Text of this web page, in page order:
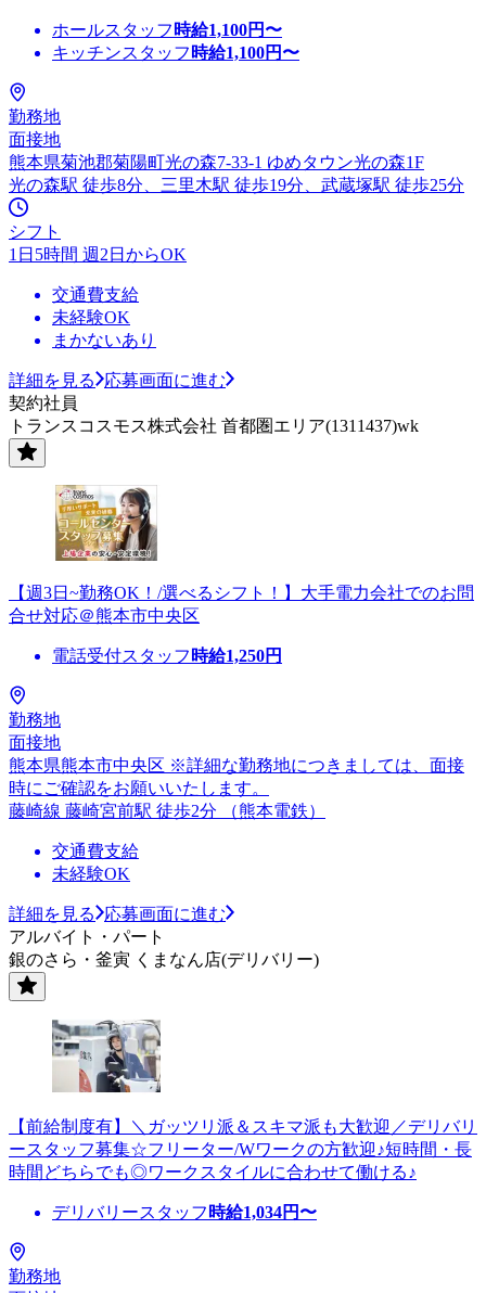
ホールスタッフ 時給1,100円〜
キッチンスタッフ 時給1,100円〜
勤務地
面接地
熊本県菊池郡菊陽町光の森7-33-1 ゆめタウン光の森1F
光の森駅 徒歩8分、三里木駅 徒歩19分、武蔵塚駅 徒歩25分
シフト
1日5時間 週2日からOK
交通費支給
未経験OK
まかないあり
詳細を見る
応募画面に進む
契約社員
トランスコスモス株式会社 首都圏エリア(1311437)wk
【週3日~勤務OK！/選べるシフト！】大手電力会社でのお問
合せ対応＠熊本市中央区
電話受付スタッフ 時給1,250円
勤務地
面接地
熊本県熊本市中央区 ※詳細な勤務地につきましては、面接
時にご確認をお願いいたします。
藤崎線 藤崎宮前駅 徒歩2分 （熊本電鉄）
交通費支給
未経験OK
詳細を見る
応募画面に進む
アルバイト・パート
銀のさら・釜寅 くまなん店(デリバリー)
【前給制度有】＼ガッツリ派＆スキマ派も大歓迎／デリバリ
ースタッフ募集☆フリーター/Wワークの方歓迎♪短時間・長
時間どちらでも◎ワークスタイルに合わせて働ける♪
デリバリースタッフ 時給1,034円〜
勤務地